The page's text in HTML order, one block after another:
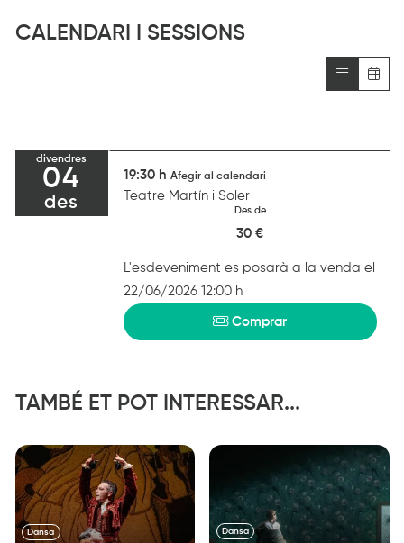
CALENDARI I SESSIONS
divendres
04
des
19:30 h Afegir al calendari
Teatre Martín i Soler
Des de
30 €
L'esdeveniment es posarà a la venda el
22/06/2026 12:00 h
Comprar
TAMBÉ ET POT INTERESSAR...
Dansa Dansa